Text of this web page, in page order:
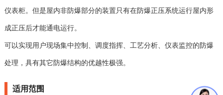
仪表柜。但是屋内非防爆部分的装置只有在防爆正压系统运行屋内形
成正压后才能通电运行。
可以实现用户现场集中控制、调度指挥、工艺分析、仪表监控的防爆
处理，具有其它防爆结构的优越性极强。
适用范围